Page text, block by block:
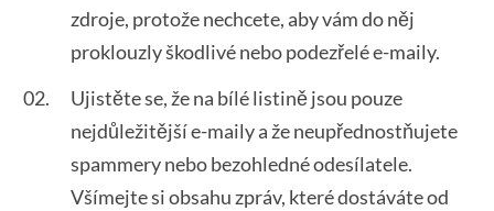
zdroje, protože nechcete, aby vám do něj
proklouzly škodlivé nebo podezřelé e-maily.
Ujistěte se, že na bílé listině jsou pouze
nejdůležitější e-maily a že neupřednostňujete
spammery nebo bezohledné odesílatele.
Všímejte si obsahu zpráv, které dostáváte od